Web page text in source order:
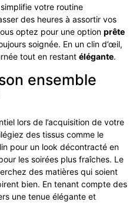
votre routine
des heures à assortir vos
optez pour une option prête
soignée. En un clin d’œil,
tout en restant élégante.
ensemble
lors de l’acquisition de votre
des tissus comme le
pour un look décontracté en
les soirées plus fraîches. Le
des matières qui soient
bien. En tenant compte des
une tenue élégante et